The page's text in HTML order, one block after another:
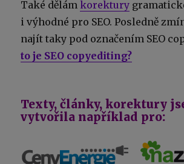
Také dělám korektury
i výhodné pro SEO. Posledně
najít taky pod označením SEO
to je SEO copyediting?
Texty, články, korektury
vytvořila například pro: